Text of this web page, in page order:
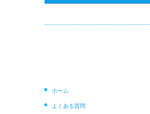
ホーム
よくある質問